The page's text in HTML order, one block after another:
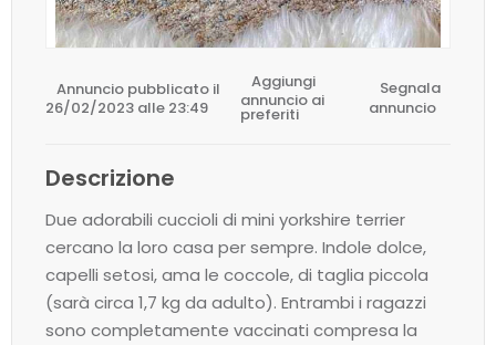
Annuncio pubblicato il
26/02/2023 alle 23:49
Aggiungi
annuncio ai
preferiti
Segnala
annuncio
Descrizione
Due adorabili cuccioli di mini yorkshire terrier
cercano la loro casa per sempre. Indole dolce,
capelli setosi, ama le coccole, di taglia piccola
(sarà circa 1,7 kg da adulto). Entrambi i ragazzi
sono completamente vaccinati compresa la